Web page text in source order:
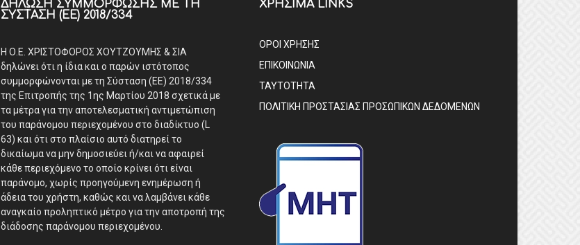
ΔΉΛΩΣΗ ΣΥΜΜΌΡΦΩΣΗΣ ΜΕ ΤΗ
ΣΎΣΤΑΣΗ (ΕΕ) 2018/334
Η Ο.Ε. ΧΡΙΣΤΟΦΟΡΟΣ ΧΟΥΤΖΟΥΜΗΣ & ΣΙΑ
δηλώνει ότι η ίδια και ο παρών ιστότοπος
συμμορφώνονται με τη Σύσταση (ΕΕ) 2018/334
της Επιτροπής της 1ης Μαρτίου 2018 σχετικά με
τα μέτρα για την αποτελεσματική αντιμετώπιση
του παράνομου περιεχομένου στο διαδίκτυο (L
63) και ότι στο πλαίσιο αυτό διατηρεί το
δικαίωμα να μην δημοσιεύει ή/και να αφαιρεί
κάθε περιεχόμενο το οποίο κρίνει ότι είναι
παράνομο, χωρίς προηγούμενη ενημέρωση ή
άδεια του χρήστη, καθώς και να λαμβάνει κάθε
αναγκαίο προληπτικό μέτρο για την αποτροπή της
διάδοσης παράνομου περιεχομένου.
ΧΡΗΣΙΜΑ LINKS
ΟΡΟΙ ΧΡΗΣΗΣ
ΕΠΙΚΟΙΝΩΝΙΑ
ΤΑΥΤΟΤΗΤΑ
ΠΟΛΙΤΙΚΗ ΠΡΟΣΤΑΣΙΑΣ ΠΡΟΣΩΠΙΚΩΝ ΔΕΔΟΜΕΝΩΝ